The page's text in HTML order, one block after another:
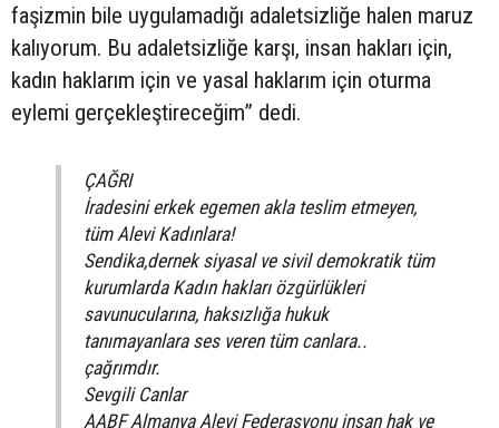
faşizmin bile uygulamadığı adaletsizliğe halen maruz
kalıyorum. Bu adaletsizliğe karşı, insan hakları için,
kadın haklarım için ve yasal haklarım için oturma
eylemi gerçekleştireceğim” dedi.
ÇAĞRI
İradesini erkek egemen akla teslim etmeyen,
tüm Alevi Kadınlara!
Sendika,dernek siyasal ve sivil demokratik tüm
kurumlarda Kadın hakları özgürlükleri
savunucularına, haksızlığa hukuk
tanımayanlara ses veren tüm canlara..
çağrımdır.
Sevgili Canlar
AABF Almanya Alevi Federasyonu insan hak ve